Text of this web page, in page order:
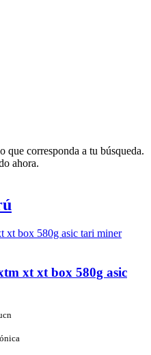
corresponda a tu búsqueda.
ahora.
xt xt box 580g asic